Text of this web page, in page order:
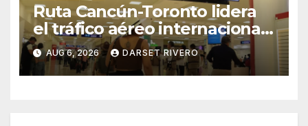
Ruta Cancún-Toronto lidera
el tráfico aéreo internacional
en México con más de 862 mil
pasajeros
AUG 6, 2026 DARSET RIVERO